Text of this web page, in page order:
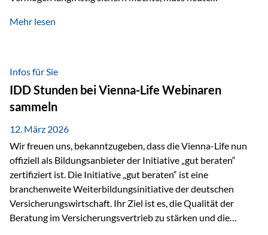
„Erfolgsformel Liechtenstein“, herausgegeben und verfasst
Vermögensschutz strategisch miteinander verbindet.
Warum klassische Nachfolgeplanung oft scheitert Viele
Vermögen werden erst im Todesfall übertragen. Das kann zu
Problemen führen: Hohe Erbschaftsteuern Streitigkeiten
zwischen Erben Liquiditätsprobleme bei Immobilien…
Mehr lesen
Infos für Sie
IDD Stunden bei Vienna-Life Webinaren
sammeln
12. März 2026
Wir freuen uns, bekanntzugeben, dass die Vienna-Life nun
offiziell als Bildungsanbieter der Initiative „gut beraten“
zertifiziert ist. Die Initiative „gut beraten“ ist eine
branchenweite Weiterbildungsinitiative der deutschen
Versicherungswirtschaft. Ihr Ziel ist es, die Qualität der
Beratung im Versicherungsvertrieb zu stärken und die